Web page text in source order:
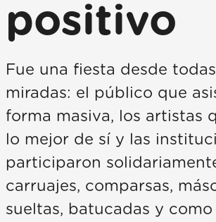
positivo
Fue una fiesta desde
miradas: el público que
forma masiva, los artistas
lo mejor de sí y las
participaron
carruajes, comparsas,
sueltas, batucadas y como